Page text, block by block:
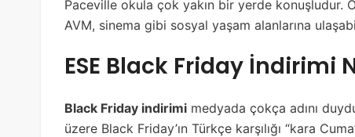
Paceville okula çok yakın bir yerde konuşludur.
AVM, sinema gibi sosyal yaşam alanlarına
ESE Black Friday İndirimi
Black Friday indirimi medyada çokça adını
üzere Black Friday’ın Türkçe karşılığı “kara